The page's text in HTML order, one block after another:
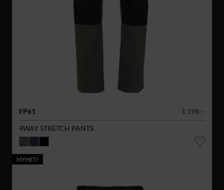
FP61
1 198 :-
4WAY STRETCH PANTS
NYHET!